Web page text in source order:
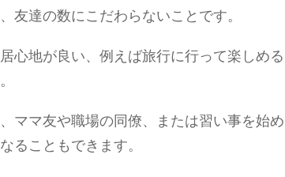
友達の数にこだわらないことです。
心地が良い、例えば旅行に行って楽しめる
ママ友や職場の同僚、または習い事を始め
ることもできます。